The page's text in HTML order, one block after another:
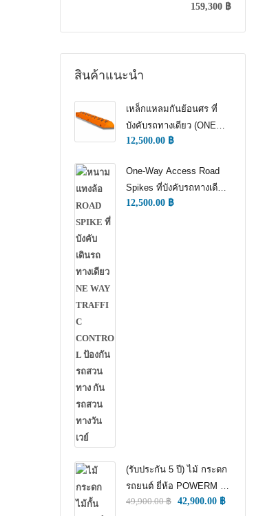
159,300 ฿
สินค้าแนะนำ
เหล็กแหลมกันย้อนศร ที่
บังคับรถทางเดียว (ONE
WAY TRAFFIC
12,500.00 ฿
One-Way Access Road
Spikes ที่บังคับรถทางเดียว
(ONE WAY TRAFFIC
12,500.00 ฿
(รับประกัน 5 ปี) ไม้ กระดก
รถยนต์ ยี่ห้อ POWERM รุ่น
9000 ทนทานสูงที่สุด อึด
49,900.00฿ 42,900.00 ฿